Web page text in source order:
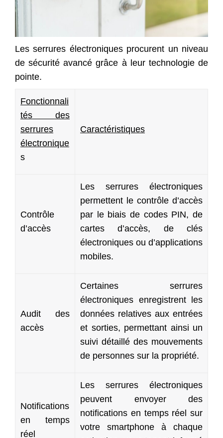
Les serrures électroniques procurent un niveau
de sécurité avancé grâce à leur technologie de
pointe.
Fonctionnali
tés des
serrures
électronique
s
Caractéristiques
Contrôle
d’accès
Les serrures électroniques
permettent le contrôle d’accès
par le biais de codes PIN, de
cartes d’accès, de clés
électroniques ou d’applications
mobiles.
Audit des
accès
Certaines serrures
électroniques enregistrent les
données relatives aux entrées
et sorties, permettant ainsi un
suivi détaillé des mouvements
de personnes sur la propriété.
Notifications
en temps
réel
Les serrures électroniques
peuvent envoyer des
notifications en temps réel sur
votre smartphone à chaque